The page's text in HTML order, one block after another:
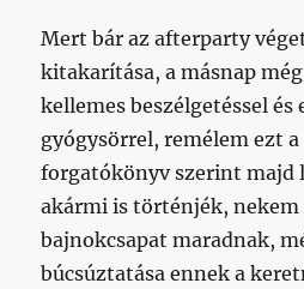
Mert bár az afterparty
kitakarítása, a másnap
kellemes beszélgetéssel és
gyógysörrel, remélem ezt
forgatókönyv szerint majd
akármi is történjék, nekem
bajnokcsapat maradnak,
búcsúztatása ennek a